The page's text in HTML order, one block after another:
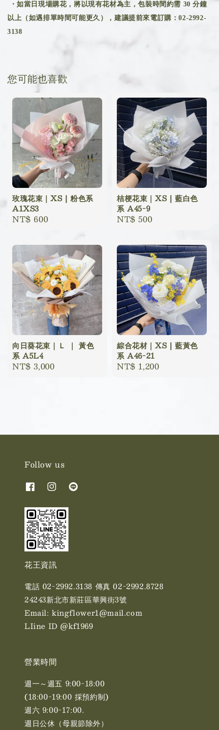
・如當日現場購花，將以現有花材為主，包裝時間約需 30 分鐘
以上（如遇排單時間可能更久），建議提前來電訂購：02-2992-
3138
您可能也喜歡
玫瑰花束｜XS | 粉色系
A1XS3
Regular
NT$ 600
桔梗花束｜XS | 藍白色
系 A45-9
Regular
NT$ 500
向日葵花束｜Ｌ ｜ 黃色
系 A5L4
Regular
NT$ 3,000
綜合花材｜XS | 藍黃色
系 A46-21
Regular
NT$ 1,200
Follow us
花王資訊
電話 02-2992.3138 傳真 02-2992.8728
24243新北市新莊區華興街3號
Email: kingflower1@mail.com
LIine ID @kf1969
營業時間
週一～週五 9:00-18:00
(18:00-19:00 採預約制)
週六 9:00-17:00. ​​
週日公休（母親節除外）